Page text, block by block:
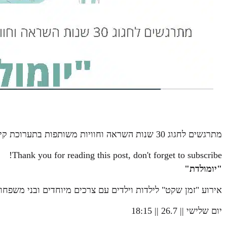
מתרגשים לחגוג 30 שנות השראה וחוויות משותפות בתערוכת קיץ חדשה:
Thank you for reading this post, don't forget to subscribe!
"יומולדת"
אירוע "זמן שקט" לילדות וילדים עם צרכים מיוחדים ובני
יום שלישי || 26.7 || 18:15